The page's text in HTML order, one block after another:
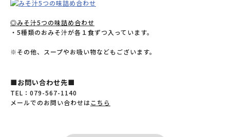
◎みそ汁5つの味詰め合わせ
・5種類のおみそ汁が各１食ずつ入っています。
※その他、スープやお吸い物などもございます。
■お問い合わせ先■
TEL：079-567-1140
メールでのお問い合わせはこちら